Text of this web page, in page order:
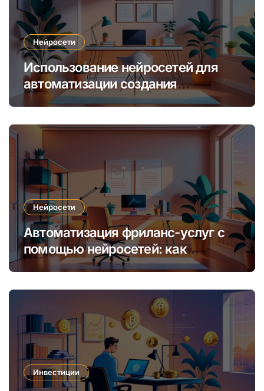
Нейросети
Использование нейросетей для
автоматизации создания
уникальных интернет-курсов и
Нейросети
Автоматизация фриланс-услуг с
помощью нейросетей: как
увеличить доход и сократить
Инвестиции